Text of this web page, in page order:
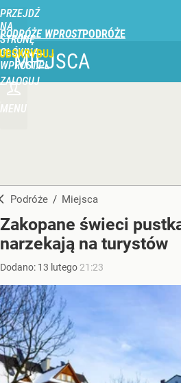
PRZEJDŹ
NA
STRONĘ
GŁÓWNĄ
WPROST.PL
PODRÓŻE WPROST
ZALOGUJ
MENU
MIEJSCA
Podróże / Miejsca
Zakopane świeci
narzekają na turystów
Dodano: 13 lutego 21:23